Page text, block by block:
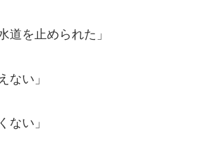
道を止められた」
ない」
ない」